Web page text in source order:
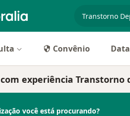
Convênio
experiência Transtorno
você está procurando?